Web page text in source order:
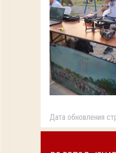
Дата обновления